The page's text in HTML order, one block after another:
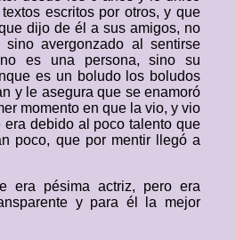
escritos por otros, y que
dijo de él a sus amigos, no
avergonzado al sentirse
es una persona, sino su
es un boludo los boludos
y le asegura que se enamoró
momento en que la vio, y vio
era debido al poco talento que
poco, que por mentir llegó a
era pésima actriz, pero era
y para él la mejor